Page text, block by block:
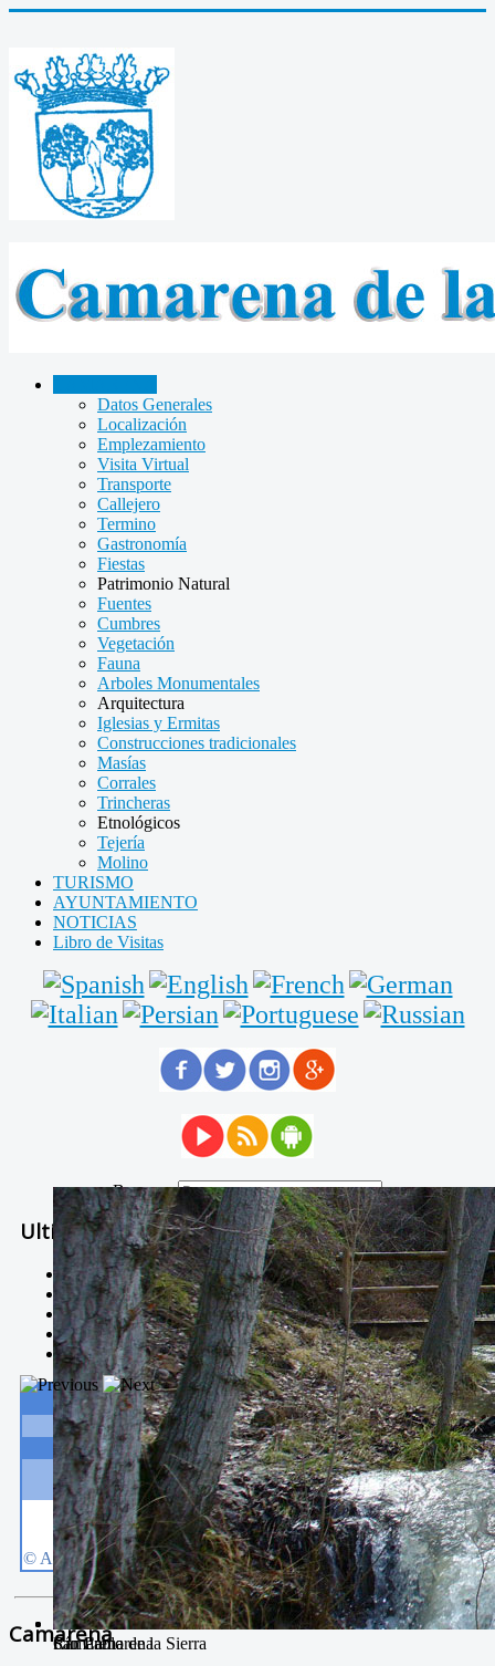
Datos Generales
Localización
Emplezamiento
Visita Virtual
Transporte
Callejero
Termino
Gastronomía
Fiestas
Patrimonio Natural
Fuentes
Cumbres
Vegetación
Fauna
Arboles Monumentales
Arquitectura
Iglesias y Ermitas
Construcciones tradicionales
Masías
Corrales
Trincheras
Etnológicos
Tejería
Molino
TURISMO
AYUNTAMIENTO
NOTICIAS
Libro de Visitas
Buscar...
San Pablo
Camarena de la Sierra
Río Camarena
Ultimas Noticias
Solidaria carrera - 7 TÉRMINOS XTREM
Temporal de Febrero
Nevada Enero 2018
La estación de esquí de Javalambre abrirán este sábado
Larga vida a las escuelas
Camarena